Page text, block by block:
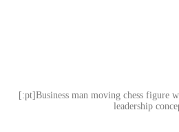
[:pt]Business man moving chess figure
leadership